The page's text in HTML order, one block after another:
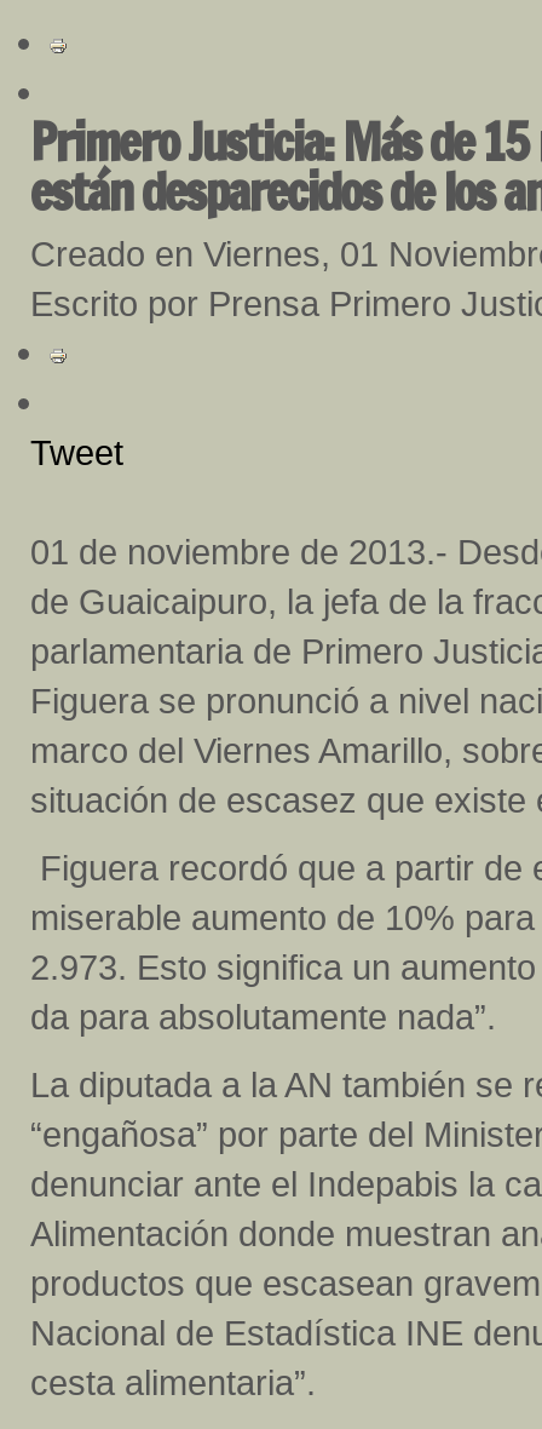
Primero Justicia: Más de
están desparecidos de los
Creado en Viernes, 01
Escrito por Prensa Primero
Tweet
01 de noviembre de 2013.-
de Guaicaipuro, la jefa de la
parlamentaria de Primero
Figuera se pronunció a nivel
marco del Viernes Amarillo,
situación de escasez que existe
Figuera recordó que a partir
miserable aumento de 10%
2.973. Esto significa un
da para absolutamente nada”.
La diputada a la AN también se
“engañosa” por parte del
denunciar ante el Indepabis la
Alimentación donde muestran
productos que escasean
Nacional de Estadística INE
cesta alimentaria”.